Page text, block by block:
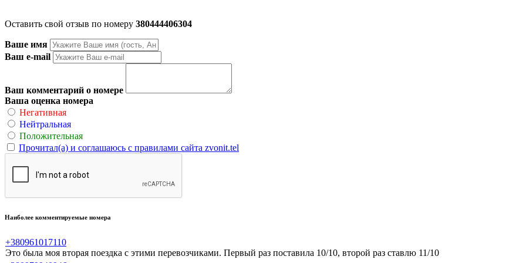
Оставить свой отзыв по номеру 380444406304
Ваше имя
Ваш e-mail
Ваш комментарий о номере
Ваша оценка номера
Негативная
Нейтральная
Положительная
Прочитал(а) и соглашаюсь с правилами сайта zvonit.tel
Наиболее комментируемые номера
+380961017110
Это была моя вторая поездка с этими перевозчиками. Первый раз поставила 10/10, второй раз ставлю 11/10